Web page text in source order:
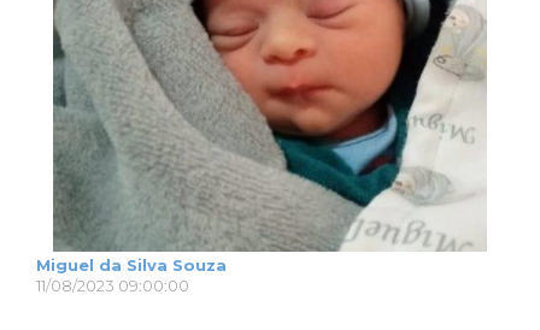
Miguel da Silva Souza
11/08/2023 09:00:00